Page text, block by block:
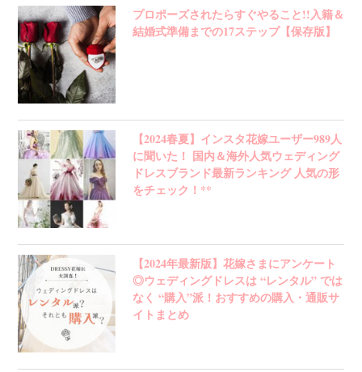
プロポーズされたらすぐやること!!入籍＆
結婚式準備までの17ステップ【保存版】
【2024春夏】インスタ花嫁ユーザー989人
に聞いた！ 国内＆海外人気ウェディング
ドレスブランド最新ランキング 人気の形
をチェック！**
【2024年最新版】花嫁さまにアンケート
◎ウェディングドレスは “レンタル” では
なく “購入”派！おすすめの購入・通販サ
イトまとめ